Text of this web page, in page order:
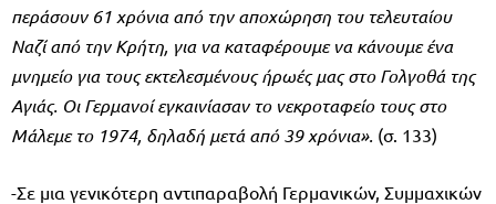
περάσουν 61 χρόνια από την αποχώρηση του τελευταίου
Ναζί από την Κρήτη, για να κα­ταφέρουμε να κάνουμε ένα
μνημείο για τους εκτελεσμένους ήρωές μας στο Γολγοθά της
Αγιάς. Οι Γερμανοί εγκαινίασαν το νεκροταφείο τους στο
Μάλεμε το 1974, δηλαδή μετά από 39 χρόνια». (σ. 133)
-Σε μια γενικότερη αντιπαραβολή Γερμανικών, Συμμαχικών